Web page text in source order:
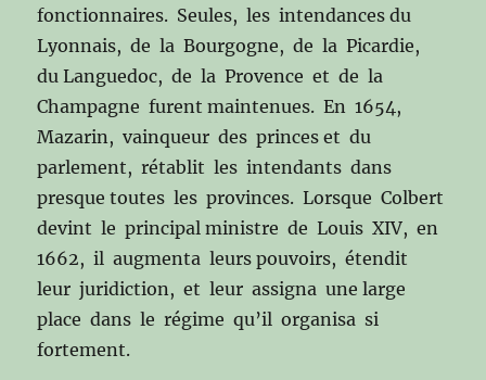
fonctionnaires. Seules, les intendances du
Lyonnais, de la Bourgogne, de la Picardie,
du Languedoc, de la Provence et de la
Champagne furent maintenues. En 1654,
Mazarin, vainqueur des princes et du
parlement, rétablit les intendants dans
presque toutes les provinces. Lorsque Colbert
devint le principal ministre de Louis XIV, en
1662, il augmenta leurs pouvoirs, étendit
leur juridiction, et leur assigna une large
place dans le régime qu’il organisa si
fortement.